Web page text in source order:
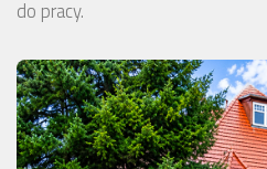
do pracy.